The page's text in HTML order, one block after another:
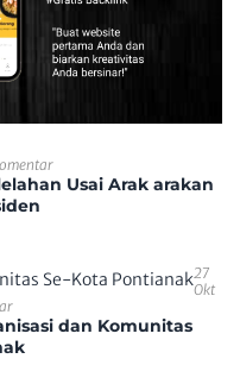
Usai Arak arakan
27
Okt
dan Komunitas